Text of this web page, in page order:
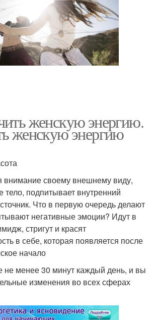
женскую энергию.
женскую энергию
своему внешнему виду,
тело, подпитывает внутренний
Что в первую очередь делают
негативные эмоции? Идут в
стригут и красят
в себе, которая появляется после
начало
не менее 30 минут каждый день, и вы
изменения во всех сферах